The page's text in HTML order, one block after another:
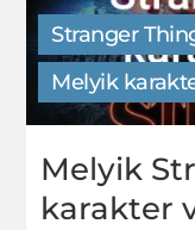
Stranger
Melyik
Melyik
karakter